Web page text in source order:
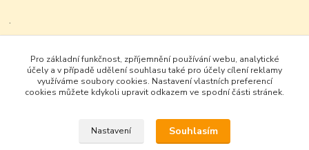
.
.
Pro základní funkčnost, zpříjemnění používání webu, analytické
účely a v případě udělení souhlasu také pro účely cílení reklamy
využíváme soubory cookies. Nastavení vlastních preferencí
cookies můžete kdykoli upravit odkazem ve spodní části stránek.
Nastavení Souhlasím